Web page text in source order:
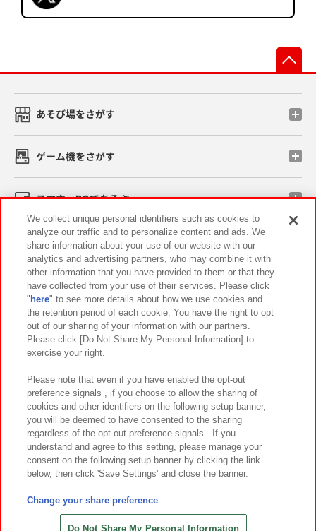
あそび場をさがす
ゲーム機をさがす
スマホ・PCであそぶ
イベント・キャンペーン
関連会社 サステナビリティ サイトポリシー
プライバシーポリシー ウェブアクセシビリティ方針と検証結果
お取引先さまとともに
カスタマーハラスメント対応方針 よくあるご質問・お問い合わせ
©Bandai Namco Amusement Inc.
©Bandai Namco Amusement Lab Inc.
©HANAYASHIKI Co., Ltd. All Rights Reserved.
We collect unique personal identifiers such as cookies to
analyze our traffic and to personalize content and ads. We
share information about your use of our website with our
analytics and advertising partners, who may combine it with
other information that you have provided to them or that they
have collected from your use of their services. Please click
" here" to see more details about how we use cookies and
the retention period of each cookie. You have the right to opt
out of our sharing of your information with our partners.
Please click [Do Not Share My Personal Information] to
exercise your right.
Please note that even if you have enabled the opt-out
preference signals , if you choose to allow the sharing of
cookies and other identifiers on the following setup banner,
you will be deemed to have consented to the sharing
regardless of the opt-out preference signals . If you
understand and agree to this setting, please manage your
consent on the following setup banner by clicking the link
below, then click 'Save Settings' and close the banner.
Change your share preference
Do Not Share My Personal Information